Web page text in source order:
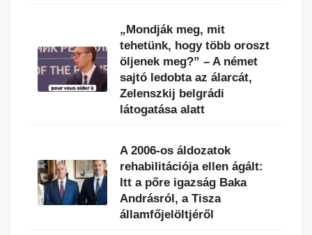
„Mondják meg, mit
tehetünk, hogy több oroszt
öljenek meg?” – A német
sajtó ledobta az álarcát,
Zelenszkij belgrádi
látogatása alatt
A 2006-os áldozatok
rehabilitációja ellen ágált:
Itt a pőre igazság Baka
Andrásról, a Tisza
államfőjelöltjéről